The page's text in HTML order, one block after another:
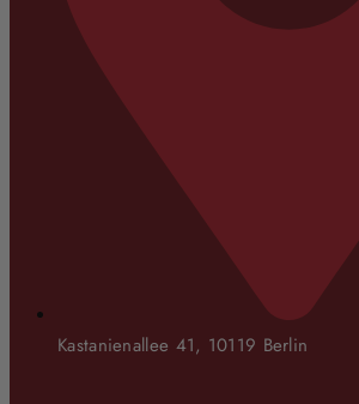
Kastanienallee 41, 10119 Berlin